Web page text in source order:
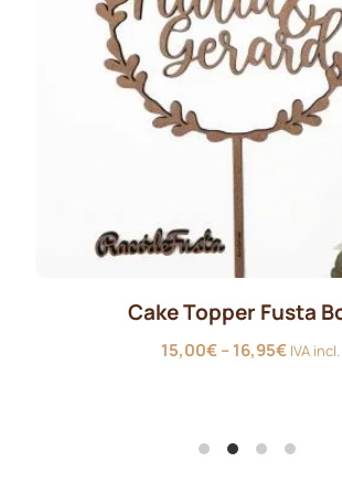
Cake Topper Fusta Boda
15,00€ –16,95€Interval
a
IVA incl.